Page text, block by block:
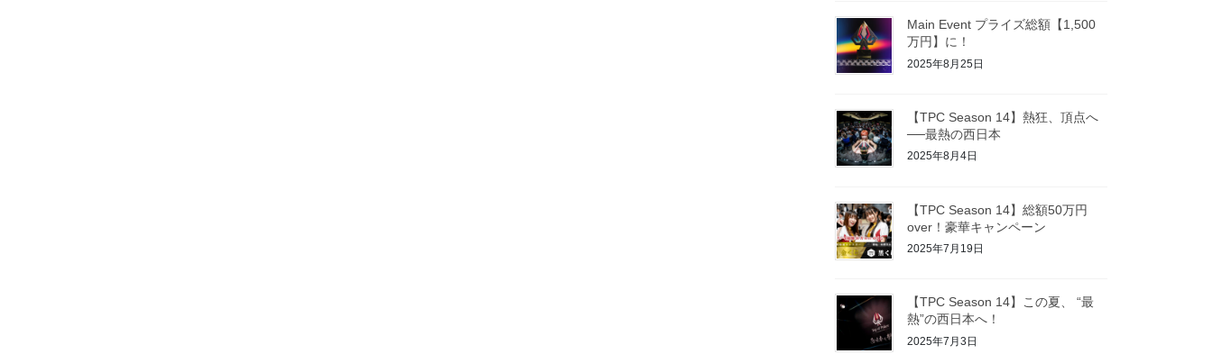
Main Event プライズ総額【1,500
万円】に！
2025年8月25日
【TPC Season 14】熱狂、頂点へ
──最熱の西日本
2025年8月4日
【TPC Season 14】総額50万円
over！豪華キャンペーン
2025年7月19日
【TPC Season 14】この夏、 “最
熱”の西日本へ！
2025年7月3日